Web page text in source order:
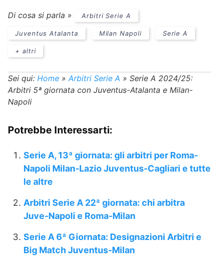
Di cosa si parla » Arbitri Serie A
Juventus Atalanta Milan Napoli Serie A
+ altri
Sei qui: Home » Arbitri Serie A » Serie A 2024/25:
Arbitri 5ª giornata con Juventus-Atalanta e Milan-
Napoli
Potrebbe Interessarti:
Serie A, 13ª giornata: gli arbitri per Roma-
Napoli Milan-Lazio Juventus-Cagliari e tutte
le altre
Arbitri Serie A 22ª giornata: chi arbitra
Juve-Napoli e Roma-Milan
Serie A 6ª Giornata: Designazioni Arbitri e
Big Match Juventus-Milan